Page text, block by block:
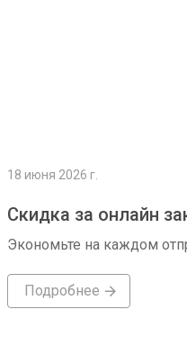
18 июня 2026 г.
Скидка за онлайн
Экономьте на каждом
Подробнее